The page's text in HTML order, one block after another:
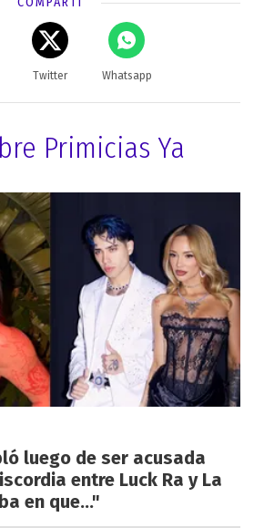
Twitter Whatsapp
Primicias Ya
luego de ser acusada
entre Luck Ra y La
en que..."